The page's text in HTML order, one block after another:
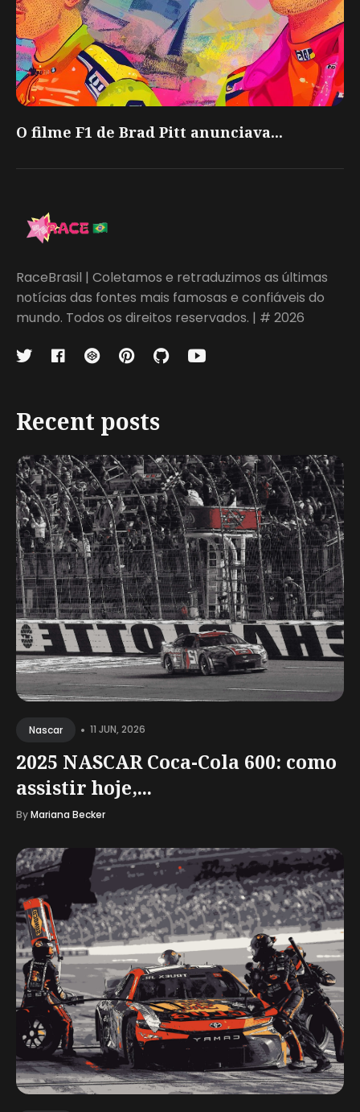
O filme F1 de Brad Pitt anunciava...
RaceBrasil | Coletamos e retraduzimos as últimas
notícias das fontes mais famosas e confiáveis do
mundo. Todos os direitos reservados. | # 2026
Recent posts
Nascar • 11 JUN, 2026
2025 NASCAR Coca-Cola 600: como
assistir hoje,...
ByMariana Becker